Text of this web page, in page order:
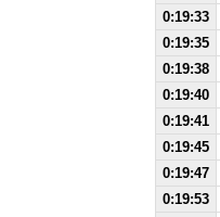
0:19:33
0:19:35
0:19:38
0:19:40
0:19:41
0:19:45
0:19:47
0:19:53